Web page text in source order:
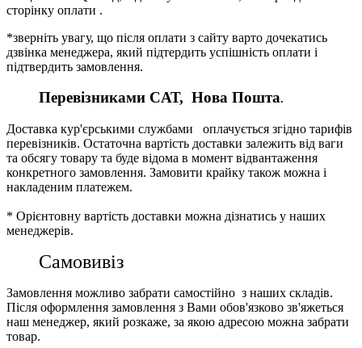
сторінку оплати .
*зверніть увагу, що після оплати з сайту варто дочекатись
дзвінка менеджера, який підтердить успішність оплати і
підтвердить замовлення.
Перевізниками CАТ, Нова Пошта.
Доставка кур'єрськими службами оплачується згідно тарифів
перевізників. Остаточна вартість доставки залежить від ваги
та обсягу товару та буде відома в момент відвантаження
конкретного замовлення. Замовити крайку також можна і
накладеним платежем.
* Орієнтовну вартість доставки можна дізнатись у наших
менеджерів.
Самовивіз
Замовлення можливо забрати самостійно з наших складів.
Після оформлення замовлення з Вами обов'язково зв'яжеться
наш менеджер, який розкаже, за якою адресою можна забрати
товар.